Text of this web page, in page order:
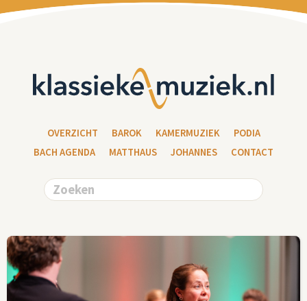
OVERZICHT BAROK KAMERMUZIEK
PODIA
BACH AGENDA
MATTHAUS JOHANNES CONTACT